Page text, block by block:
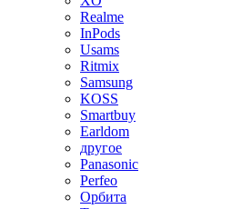
Realme
InPods
Usams
Ritmix
Samsung
KOSS
Smartbuy
Earldom
другое
Panasonic
Perfeo
Орбита